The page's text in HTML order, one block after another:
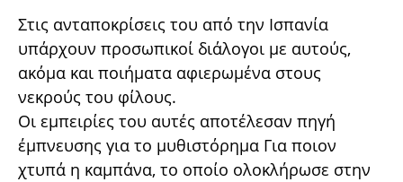
Στις ανταποκρίσεις του από την Ισπανία
υπάρχουν προσωπικοί διάλογοι με αυτούς,
ακόμα και ποιήματα αφιερωμένα στους
νεκρούς του φίλους.
Οι εμπειρίες του αυτές αποτέλεσαν πηγή
έμπνευσης για το μυθιστόρημα Για ποιον
χτυπά η καμπάνα, το οποίο ολοκλήρωσε στην